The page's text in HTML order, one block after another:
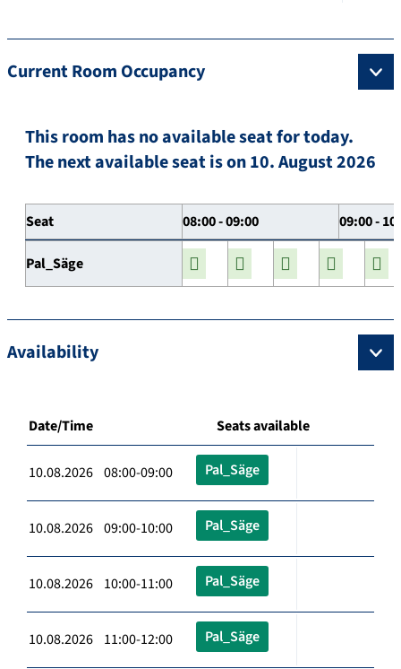
Current Room Occupancy
This room has no available seat for today.
The next available seat is on 10. August 2026
Seat 08:00 - 09:00 09:00 -
Pal_Säge
Availability
Date/Time Seats available
10.08.2026 08:00-09:00 Pal_Säge
10.08.2026 09:00-10:00 Pal_Säge
10.08.2026 10:00-11:00 Pal_Säge
10.08.2026 11:00-12:00 Pal_Säge